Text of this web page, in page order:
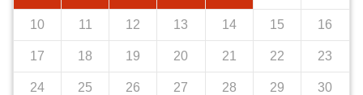
10 11 12 13 14 15 16
17 18 19 20 21 22 23
24 25 26 27 28 29 30